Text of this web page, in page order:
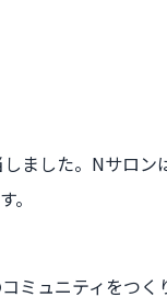
ました。Nサロ
。
ミュニティをつ